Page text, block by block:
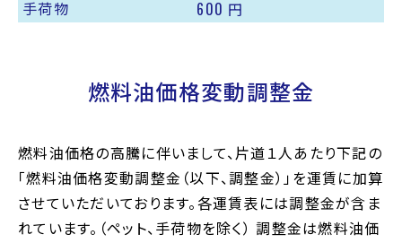
手荷物
600 円
燃料油価格変動調整金
燃料油価格の高騰に伴いまして、片道１人あたり下記の
「燃料油価格変動調整金（以下、調整金）」を運賃に加算
させていただいております。各運賃表には調整金が含ま
れています。（ペット、手荷物を除く） 調整金は燃料油価